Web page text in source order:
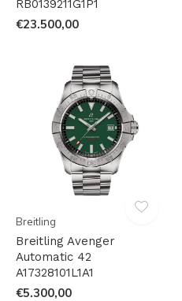
RB0139211G1P1
€23.500,00
Breitling
Breitling Avenger
Automatic 42
A17328101L1A1
€5.300,00